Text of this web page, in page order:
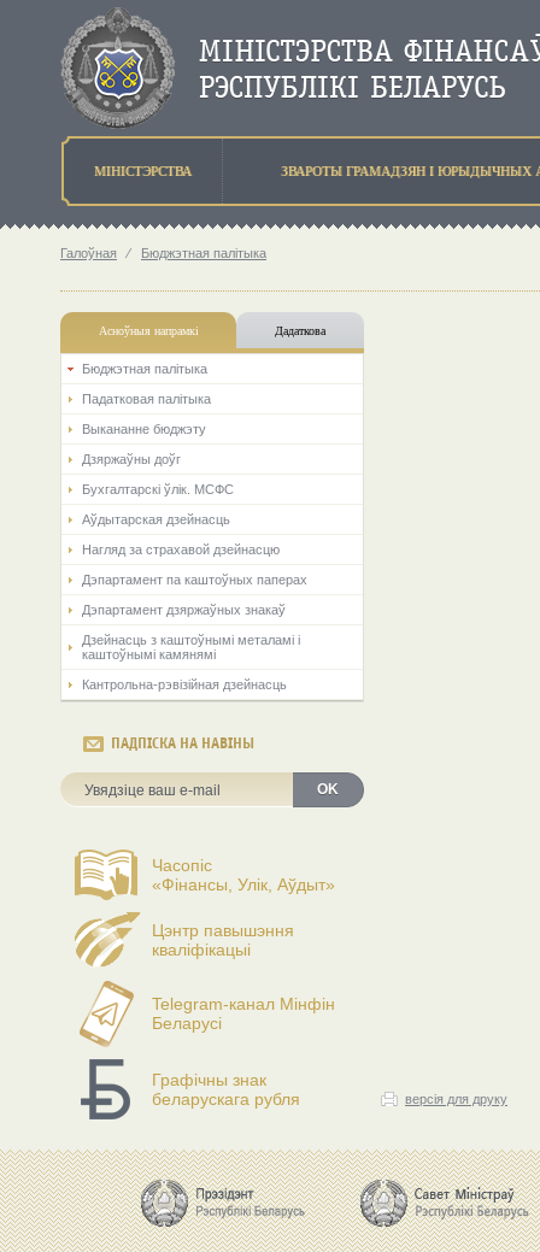
МIНIСТЭРСТВА ЗВАРОТЫ ГРАМАДЗЯН I ЮРЫДЫЧНЫХ
Галоўная ⁄ Бюджэтная палiтыка
Асноўныя напрамкi Дадаткова
Бюджэтная палiтыка
Падатковая палітыка
Выкананне бюджэту
Дзяржаўны доўг
Бухгалтарскі ўлік. МСФС
Аўдытарская дзейнасць
Нагляд за страхавой дзейнасцю
Дэпартамент па каштоўных паперах
Дэпартамент дзяржаўных знакаў
Дзейнасць з каштоўнымі металамі і
каштоўнымі камянямі
Кантрольна-рэвізійная дзейнасць
ПАДПІСКА НА НАВІНЫ
OK
Часопіс
«Фінансы, Улік, Аўдыт»
Цэнтр павышэння
кваліфікацыі
Telegram-канал Мінфін
Беларусі
Графічны знак
беларускага рубля
версія для друку